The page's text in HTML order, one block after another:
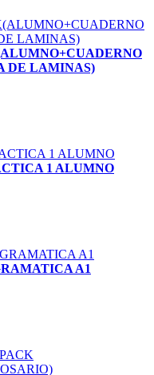
DE LAMINAS)
1 ALUMNO
A1